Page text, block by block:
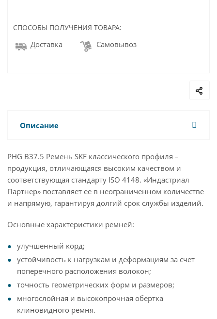
СПОСОБЫ ПОЛУЧЕНИЯ ТОВАРА:
Доставка Самовывоз
Описание
PHG B37.5 Ремень SKF классического профиля –
продукция, отличающаяся высоким качеством и
соответствующая стандарту ISO 4148. «Индастриал
Партнер» поставляет ее в неограниченном количестве
и напрямую, гарантируя долгий срок службы изделий.
Основные характеристики ремней:
улучшенный корд;
устойчивость к нагрузкам и деформациям за счет
поперечного расположения волокон;
точность геометрических форм и размеров;
многослойная и высокопрочная обертка
клиновидного ремня.